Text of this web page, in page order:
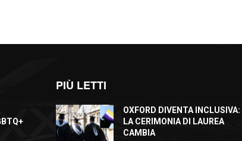
PIÙ LETTI
OXFORD DIVENTA INCLUSIVA:
LA CERIMONIA DI LAUREA
CAMBIA